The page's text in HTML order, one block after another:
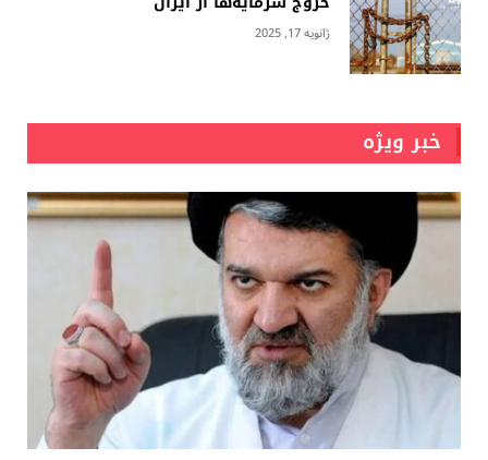
ژانویه 17, 2025
خبر ویژه